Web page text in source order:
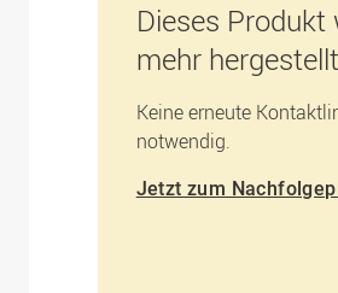
Dieses
mehr
Keine erneute
notwendig.
Jetzt zum